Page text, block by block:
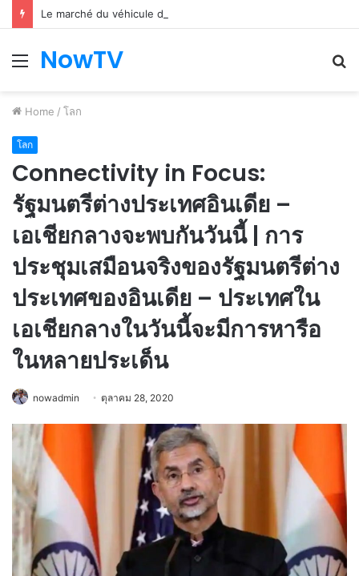
Le marché du véhicule d’occasion en plein essor
Menu
NowTV
Home / โลก
โลก
Connectivity in Focus:
รัฐมนตรีต่างประเทศอินเดีย –
เอเชียกลางจะพบกันวันนี้ | การ
ประชุมเสมือนจริงของรัฐมนตรีต่าง
ประเทศของอินเดีย – ประเทศใน
เอเชียกลางในวันนี้จะมีการหารือ
ในหลายประเด็น
nowadmin ตุลาคม 28, 2020